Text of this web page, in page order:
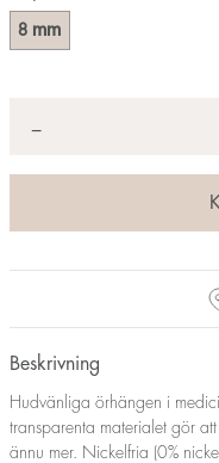
8 mm
−
Beskrivning
Hudvänliga örhängen i
transparenta materialet gör
ännu mer. Nickelfria (0%